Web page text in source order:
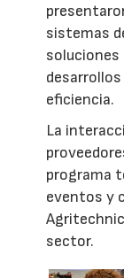
sistemas
soluciones
eficiencia.
La
programa
eventos y
sector.